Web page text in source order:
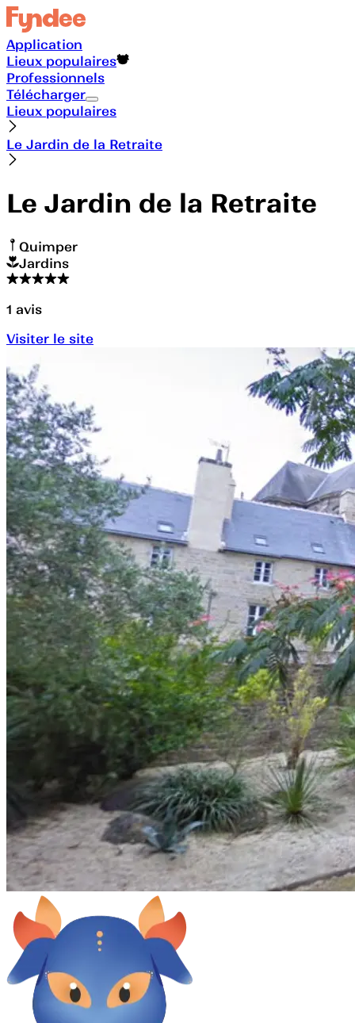
Application
Lieux populaires
Professionnels
Télécharger
Lieux populaires
Le Jardin de la Retraite
Le Jardin de la Retraite
Quimper
Jardins
1 avis
Visiter le site